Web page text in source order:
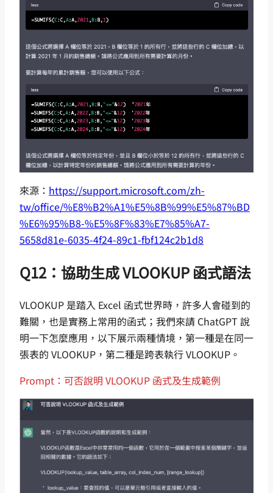
來源： https://support.microsoft.com/zh-
tw/office/%E8%B2%A1%E5%8B%99%E5%87%BD
%E6%95%B8-%E5%8F%83%E7%85%A7-
5658d81e-6035-4f24-89c1-fbf124c2b1d8
Q12：協助生成 VLOOKUP 函式語法
VLOOKUP 是踏入 Excel 函式世界時，許多人會碰到的
難關，也是實務上常用的函式；我們來請 ChatGPT 說
明一下怎麼應用，以下展示兩種情境，第一種是在同一
張表的 VLOOKUP，第二種是跨表執行 VLOOKUP。
Prompt：可否說明 VLOOKUP 函式及生成範例